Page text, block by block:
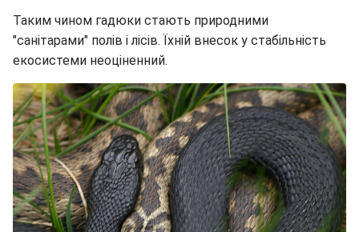
Таким чином гадюки стають природними
"санітарами" полів і лісів. Їхній внесок у стабільність
екосистеми неоціненний.